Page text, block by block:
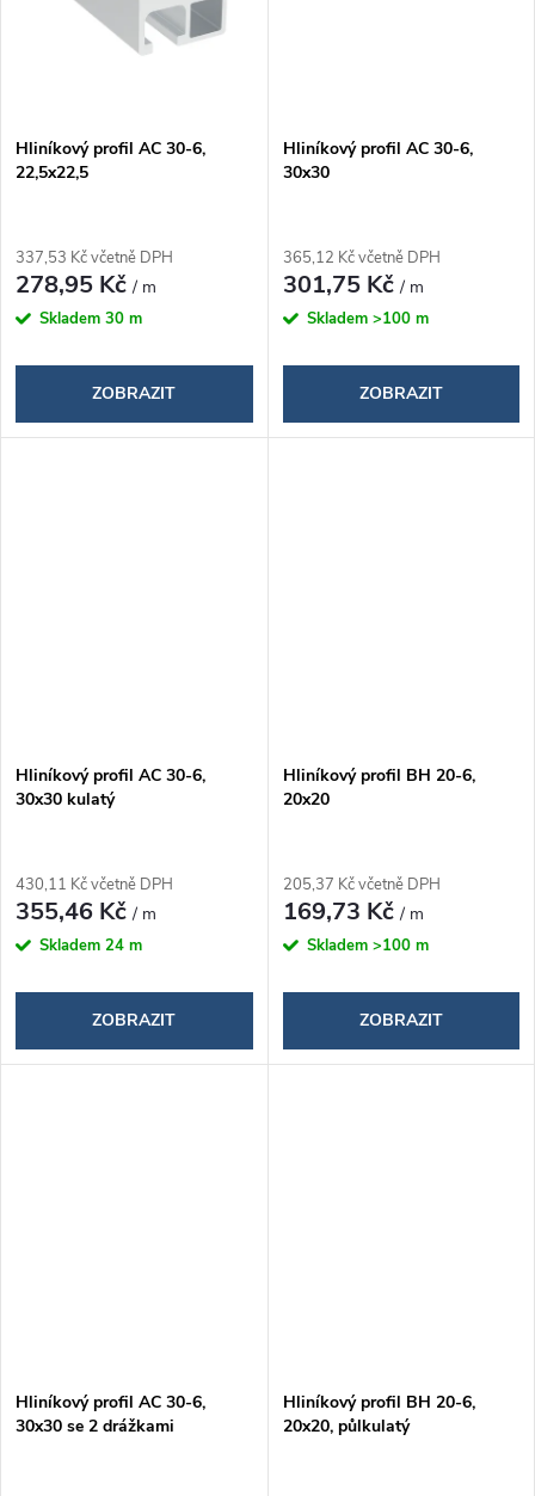
Hliníkový profil AC 30-6,
22,5x22,5
337,53 Kč včetně DPH
278,95 Kč/ m
Skladem 30 m
ZOBRAZIT
Hliníkový profil AC 30-6,
30x30
365,12 Kč včetně DPH
301,75 Kč/ m
Skladem >100 m
ZOBRAZIT
Hliníkový profil AC 30-6,
30x30 kulatý
430,11 Kč včetně DPH
355,46 Kč/ m
Skladem 24 m
ZOBRAZIT
Hliníkový profil BH 20-6,
20x20
205,37 Kč včetně DPH
169,73 Kč/ m
Skladem >100 m
ZOBRAZIT
Hliníkový profil AC 30-6,
30x30 se 2 drážkami
Hliníkový profil BH 20-6,
20x20, půlkulatý